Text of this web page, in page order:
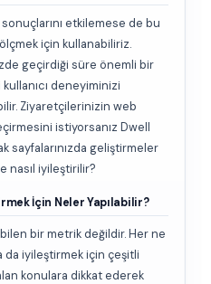
etkilemese de bu
için kullanabiliriz.
geçirdiği süre önemli bir
deneyiminizi
Ziyaretçilerinizin web
istiyorsanız Dwell
sayfalarınızda geliştirmeler
nasıl iyileştirilir?
İçin Neler Yapılabilir?
bir metrik değildir. Her ne
da iyileştirmek için çeşitli
konulara dikkat ederek